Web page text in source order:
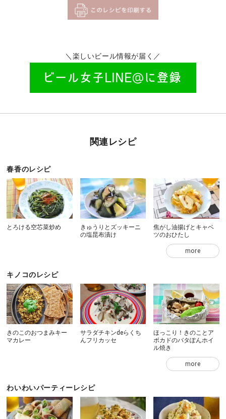
＼楽しいビール情報が届く／
関連レシピ
春香のレシピ
とろける空芯菜炒め
きゅうりとズッキーニ
の塩昆布漬け
焦がし油揚げとキャベ
ツのおひたし
more
キノコのレシピ
きのこのおつまみキー
マカレー
サラダチキンdeらくち
んフリカッセ
ほっこり！きのことア
ボカドのバタぽんホイ
ル焼き
more
わいわいパーティーレシピ